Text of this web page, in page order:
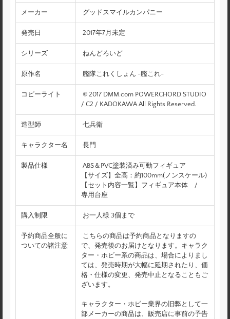
メーカー グッドスマイルカンパニー
発売日 2017年7月未定
シリーズ ねんどろいど
原作名 艦隊これくしょん -艦これ-
コピーライト
© 2017 DMM.com POWERCHORD STUDIO
/ C2 / KADOKAWA All Rights Reserved.
造型師 七兵衛
キャラクター名 長門
製品仕様
ABS＆PVC塗装済み可動フィギュア
【サイズ】全高：約100mm(ノンスケール)
【セット内容一覧】フィギュア本体 /
専用台座
購入制限 お一人様 3個まで
予約商品全般に
ついての諸注意
こちらの商品は予約商品となりますの
で、発売後のお届けとなります。キャラク
ター・ホビー系の商品は、場合によりまし
ては、発売時期が大幅に延期されたり、価
格・仕様の変更、発売中止となることもご
ざいます。
キャラクター・ホビー業界の旧弊として一
部メーカーの商品は、販売店に事前の予告